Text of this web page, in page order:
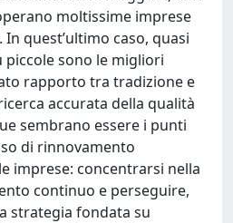
moltissime imprese
quest’ultimo caso, quasi
piccole sono le migliori
rapporto tra tradizione e
accurata della qualità
sembrano essere i punti
di rinnovamento
imprese: concentrarsi nella
continuo e perseguire,
strategia fondata su